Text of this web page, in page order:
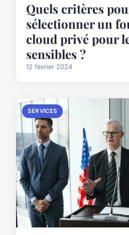
Quels critères
sélectionner un
cloud privé pour
sensibles ?
12 février 2024
SERVICES